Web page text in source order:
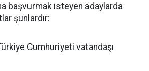
başvurmak isteyen adaylarda
şunlardır:
Cumhuriyeti vatandaşı